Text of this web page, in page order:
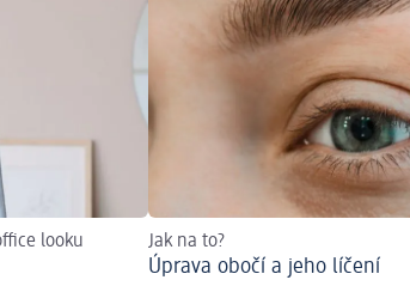
looku Jak na to?
Úprava obočí a jeho líčení